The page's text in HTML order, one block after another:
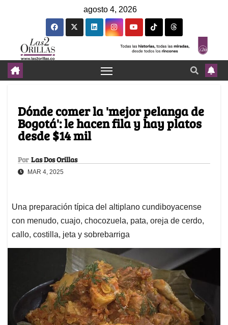
agosto 4, 2026
Dónde comer la 'mejor pelanga de
Bogotá': le hacen fila y hay platos
desde $14 mil
Por Las Dos Orillas
MAR 4, 2025
Una preparación típica del altiplano cundiboyacense
con menudo, cuajo, chocozuela, pata, oreja de cerdo,
callo, costilla, jeta y sobrebarriga